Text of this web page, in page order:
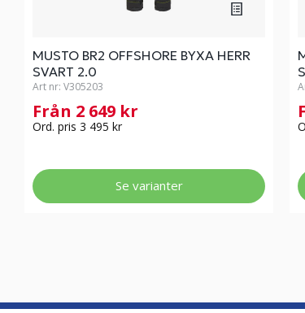
MUSTO BR2 OFFSHORE BYXA HERR
SVART 2.0
Art nr: V305203
Från 2 649 kr
Ord. pris 3 495 kr
Se varianter